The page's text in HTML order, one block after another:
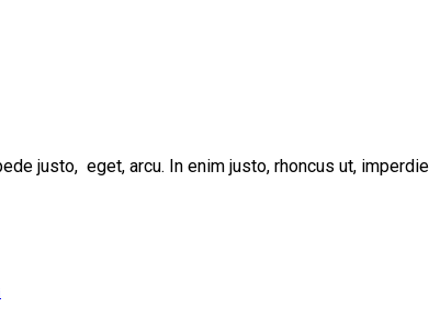
justo, eget, arcu. In enim justo, rhoncus ut,